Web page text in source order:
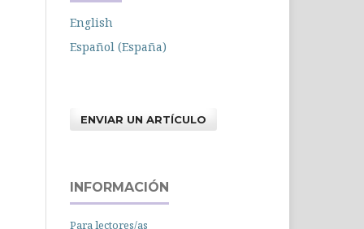
English
Español (España)
ENVIAR UN ARTÍCULO
INFORMACIÓN
Para lectores/as